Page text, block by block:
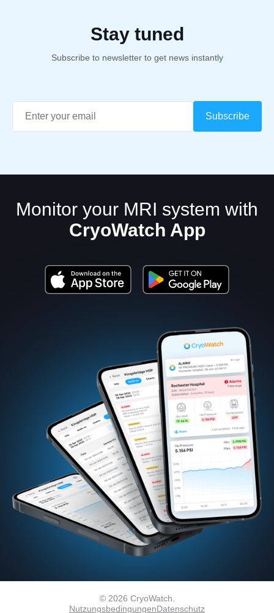
Stay tuned
Subscribe to newsletter to get news instantly
Monitor your MRI system with
CryoWatch App
© 2026 CryoWatch.
NutzungsbedingungenDatenschutz